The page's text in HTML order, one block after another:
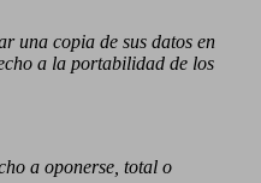
una copia de sus datos en
a la portabilidad de los
a oponerse, total o